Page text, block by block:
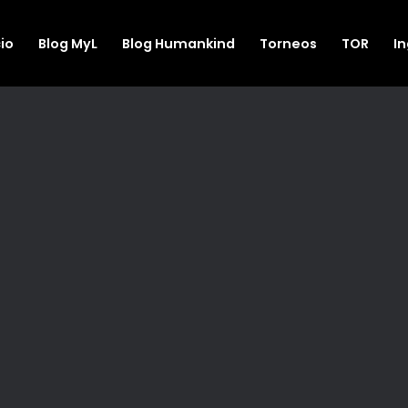
Blog MyL Blog Humankind Torneos TOR